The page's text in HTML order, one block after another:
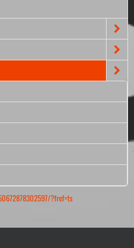
?fref=ts